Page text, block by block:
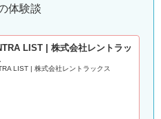
体験談
LIST | 株式会社レントラッ
LIST | 株式会社レントラックス